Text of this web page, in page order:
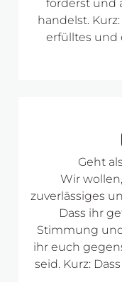
förderst und
handelst.
erfülltes und
Geht
Wir
zuverlässiges
Dass ihr
Stimmung
ihr euch
seid. Kurz: